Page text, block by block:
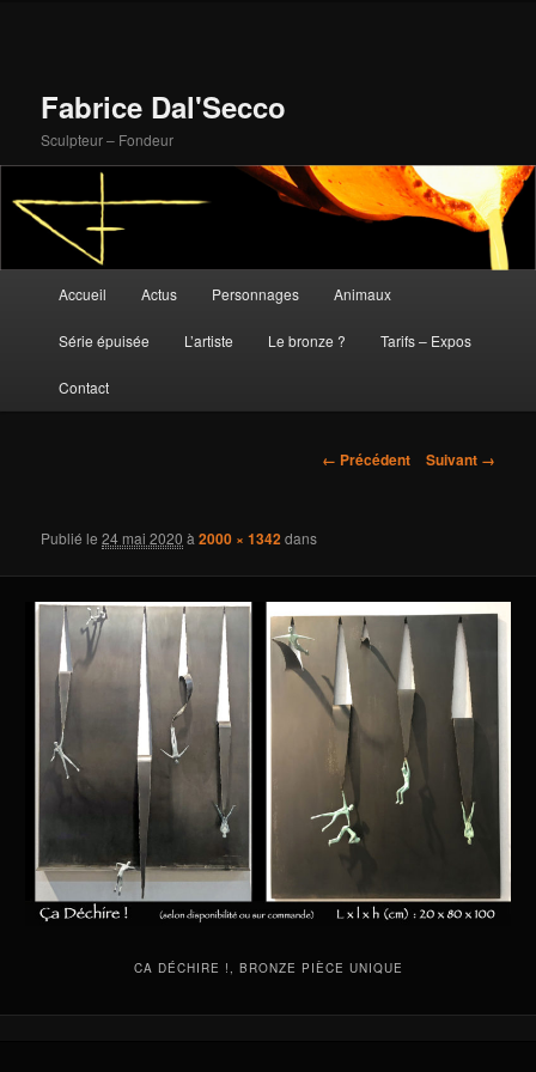
Fabrice Dal'Secco
Sculpteur – Fondeur
Aller
au
contenu
Accueil Actus Personnages Animaux
Série épuisée L’artiste Le bronze ? Tarifs – Expos
Contact
Navigation
← Précédent Suivant →
Publié le24 mai 2020 à2000 × 1342dans
CA DÉCHIRE !, BRONZE PIÈCE UNIQUE